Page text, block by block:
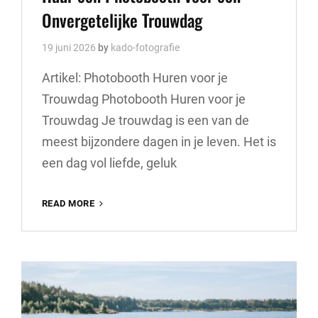
Onvergetelijke Trouwdag
19 juni 2026 by kado-fotografie
Artikel: Photobooth Huren voor je
Trouwdag Photobooth Huren voor je
Trouwdag Je trouwdag is een van de
meest bijzondere dagen in je leven. Het is
een dag vol liefde, geluk
READ MORE
PHOTOBOOTH
EEN